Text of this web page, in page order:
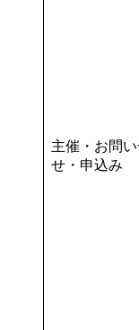
主催・お問
せ・申込み